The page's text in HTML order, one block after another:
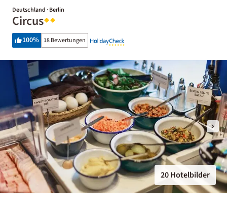
Deutschland · Berlin
Circus
100% 18 Bewertungen
20 Hotelbilder